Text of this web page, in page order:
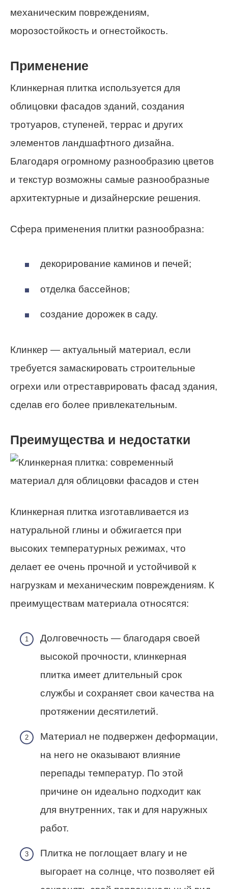
механическим повреждениям,
морозостойкость и огнестойкость.
Применение
Клинкерная плитка используется для
облицовки фасадов зданий, создания
тротуаров, ступеней, террас и других
элементов ландшафтного дизайна.
Благодаря огромному разнообразию цветов
и текстур возможны самые разнообразные
архитектурные и дизайнерские решения.
Сфера применения плитки разнообразна:
декорирование каминов и печей;
отделка бассейнов;
создание дорожек в саду.
Клинкер — актуальный материал, если
требуется замаскировать строительные
огрехи или отреставрировать фасад здания,
сделав его более привлекательным.
Преимущества и недостатки
Клинкерная плитка изготавливается из
натуральной глины и обжигается при
высоких температурных режимах, что
делает ее очень прочной и устойчивой к
нагрузкам и механическим повреждениям. К
преимуществам материала относятся:
Долговечность — благодаря своей
высокой прочности, клинкерная
плитка имеет длительный срок
службы и сохраняет свои качества на
протяжении десятилетий.
Материал не подвержен деформации,
на него не оказывают влияние
перепады температур. По этой
причине он идеально подходит как
для внутренних, так и для наружных
работ.
Плитка не поглощает влагу и не
выгорает на солнце, что позволяет ей